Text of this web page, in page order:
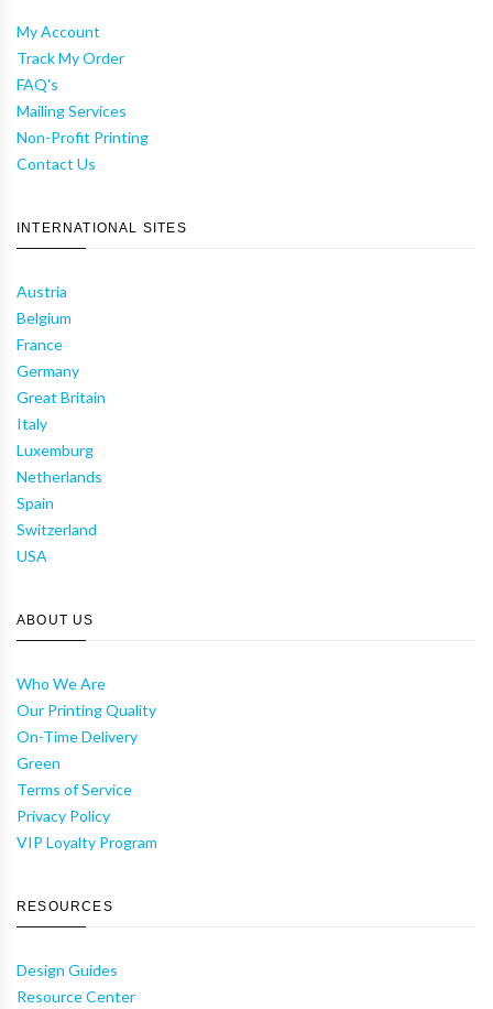
My Account
Track My Order
FAQ's
Mailing Services
Non-Profit Printing
Contact Us
INTERNATIONAL SITES
Austria
Belgium
France
Germany
Great Britain
Italy
Luxemburg
Netherlands
Spain
Switzerland
USA
ABOUT US
Who We Are
Our Printing Quality
On-Time Delivery
Green
Terms of Service
Privacy Policy
VIP Loyalty Program
RESOURCES
Design Guides
Resource Center